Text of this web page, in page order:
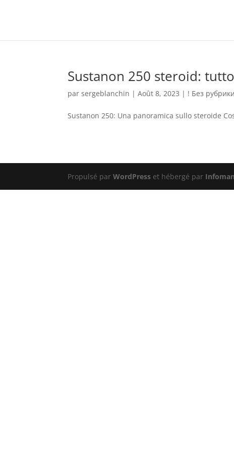
Sustanon 250 steroid:
parsergeblanchin |Août 8, 2023 | ! Без рубрики
Sustanon 250: Una panoramica sullo steroide
Propulsé parWordPress et hébergé par